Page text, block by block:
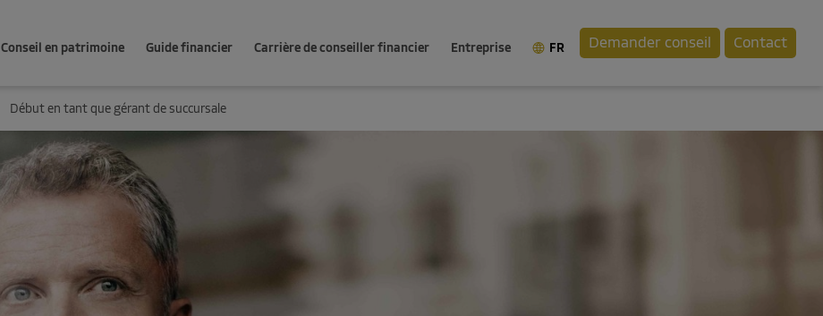
Conseil en patrimoine Guide financier Carrière de conseiller financier Entreprise FR Demander conseil Contact
Début en tant que gérant de succursale